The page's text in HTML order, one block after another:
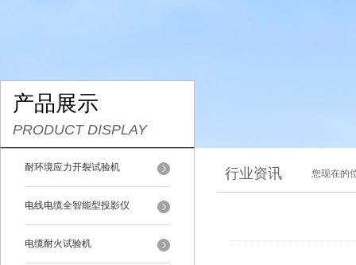
产品展示
PRODUCT DISPLAY
耐环境应力开裂试验机
电线电缆全智能型投影仪
电缆耐火试验机
行业资讯 您现在的